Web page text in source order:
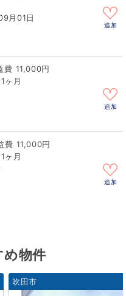
月01日
追加
11,000円
ヶ月
追加
11,000円
ヶ月
追加
物件
吹田市